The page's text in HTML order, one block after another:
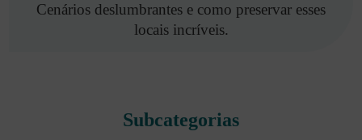
Cenários deslumbrantes e como preservar esses
locais incríveis.
Subcategorias